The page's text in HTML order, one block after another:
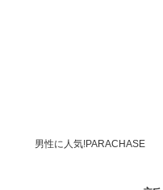
男性に人気!PARACHASE